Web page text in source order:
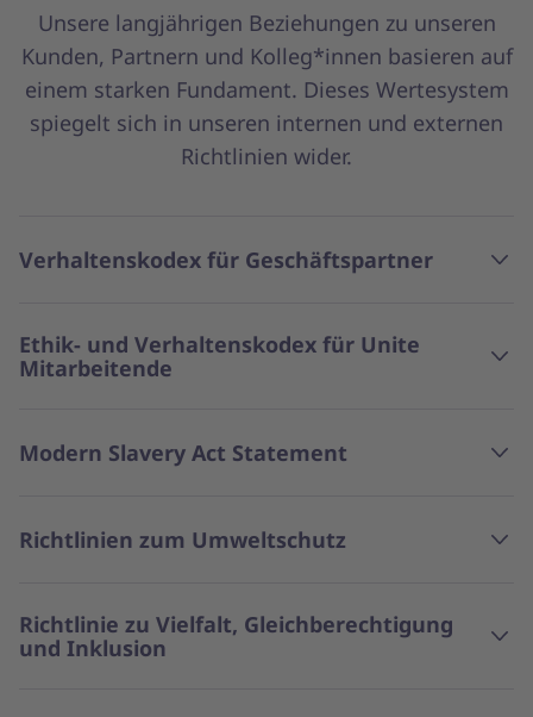
Unsere langjährigen Beziehungen zu unseren
Kunden, Partnern und Kolleg*innen basieren auf
einem starken Fundament. Dieses Wertesystem
spiegelt sich in unseren internen und externen
Richtlinien wider.
Verhaltenskodex für Geschäftspartner
Ethik- und Verhaltenskodex für Unite
Mitarbeitende
Modern Slavery Act Statement
Richtlinien zum Umweltschutz
Richtlinie zu Vielfalt, Gleichberechtigung
und Inklusion